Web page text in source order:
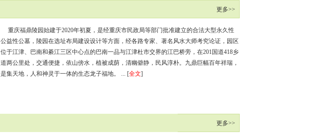
更多>>
重庆福鼎陵园始建于2020年初夏，是经重庆市民政局等部门批准建立的合法大型永久性
公益性公墓，陵园在选址布局建设设计等方面，经各路专家、著名风水大师考究论证，园区
位于江津、巴南和綦江三区中心点的巴南一品与江津杜市交界的江巴桥旁，在201国道418乡
道两公里处，交通便捷，依山傍水，植被成荫，清幽僻静，民风淳朴。九鼎巨幅百年祥瑞，
是集天地，人和神灵于一体的生态龙子福地。 ... [全文]
更多>>